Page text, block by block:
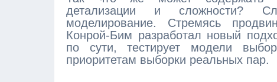
детализации и сложности?
моделирование. Стремясь
Конрой-Бим разработал новый
по сути, тестирует модели
приоритетам выборки реальных пар.